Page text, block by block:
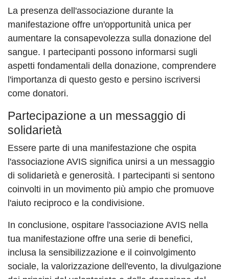
La presenza dell'associazione durante la
manifestazione offre un'opportunità unica per
aumentare la consapevolezza sulla donazione del
sangue. I partecipanti possono informarsi sugli
aspetti fondamentali della donazione, comprendere
l'importanza di questo gesto e persino iscriversi
come donatori.
Partecipazione a un messaggio di
solidarietà
Essere parte di una manifestazione che ospita
l'associazione AVIS significa unirsi a un messaggio
di solidarietà e generosità. I partecipanti si sentono
coinvolti in un movimento più ampio che promuove
l'aiuto reciproco e la condivisione.
In conclusione, ospitare l'associazione AVIS nella
tua manifestazione offre una serie di benefici,
inclusa la sensibilizzazione e il coinvolgimento
sociale, la valorizzazione dell'evento, la divulgazione